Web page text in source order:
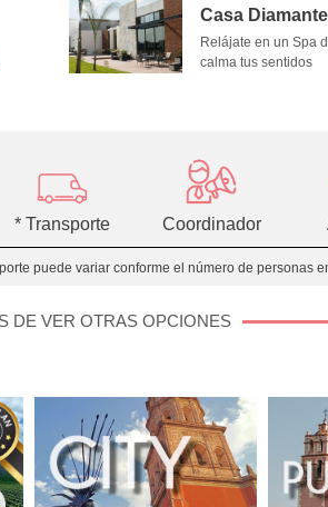
Casa Diamante
Relájate en un Spa
calma tus sentidos
* Transporte Coordinador
puede variar conforme el número de personas
DE VER OTRAS OPCIONES